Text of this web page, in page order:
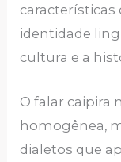
identidade
cultura e a
O falar caipira
homogênea,
dialetos que